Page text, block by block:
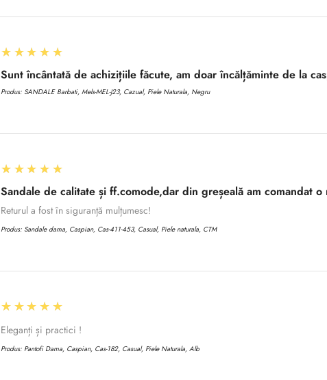
5
★★★★★
Sunt încântată de achizițiile făcute, am doar încălțăminte de la
Produs: SANDALE Barbati, Mels-MEL-J23, Cazual, Piele Naturala, Negru
5
★★★★★
Sandale de calitate și ff.comode,dar din greșeală am comandat
Returul a fost în siguranță mulțumesc!
Produs: Sandale dama, Caspian, Cas-411-453, Casual, Piele naturala, CTM
5
★★★★★
Eleganți și practici !
Produs: Pantofi Dama, Caspian, Cas-182, Casual, Piele Naturala, Alb